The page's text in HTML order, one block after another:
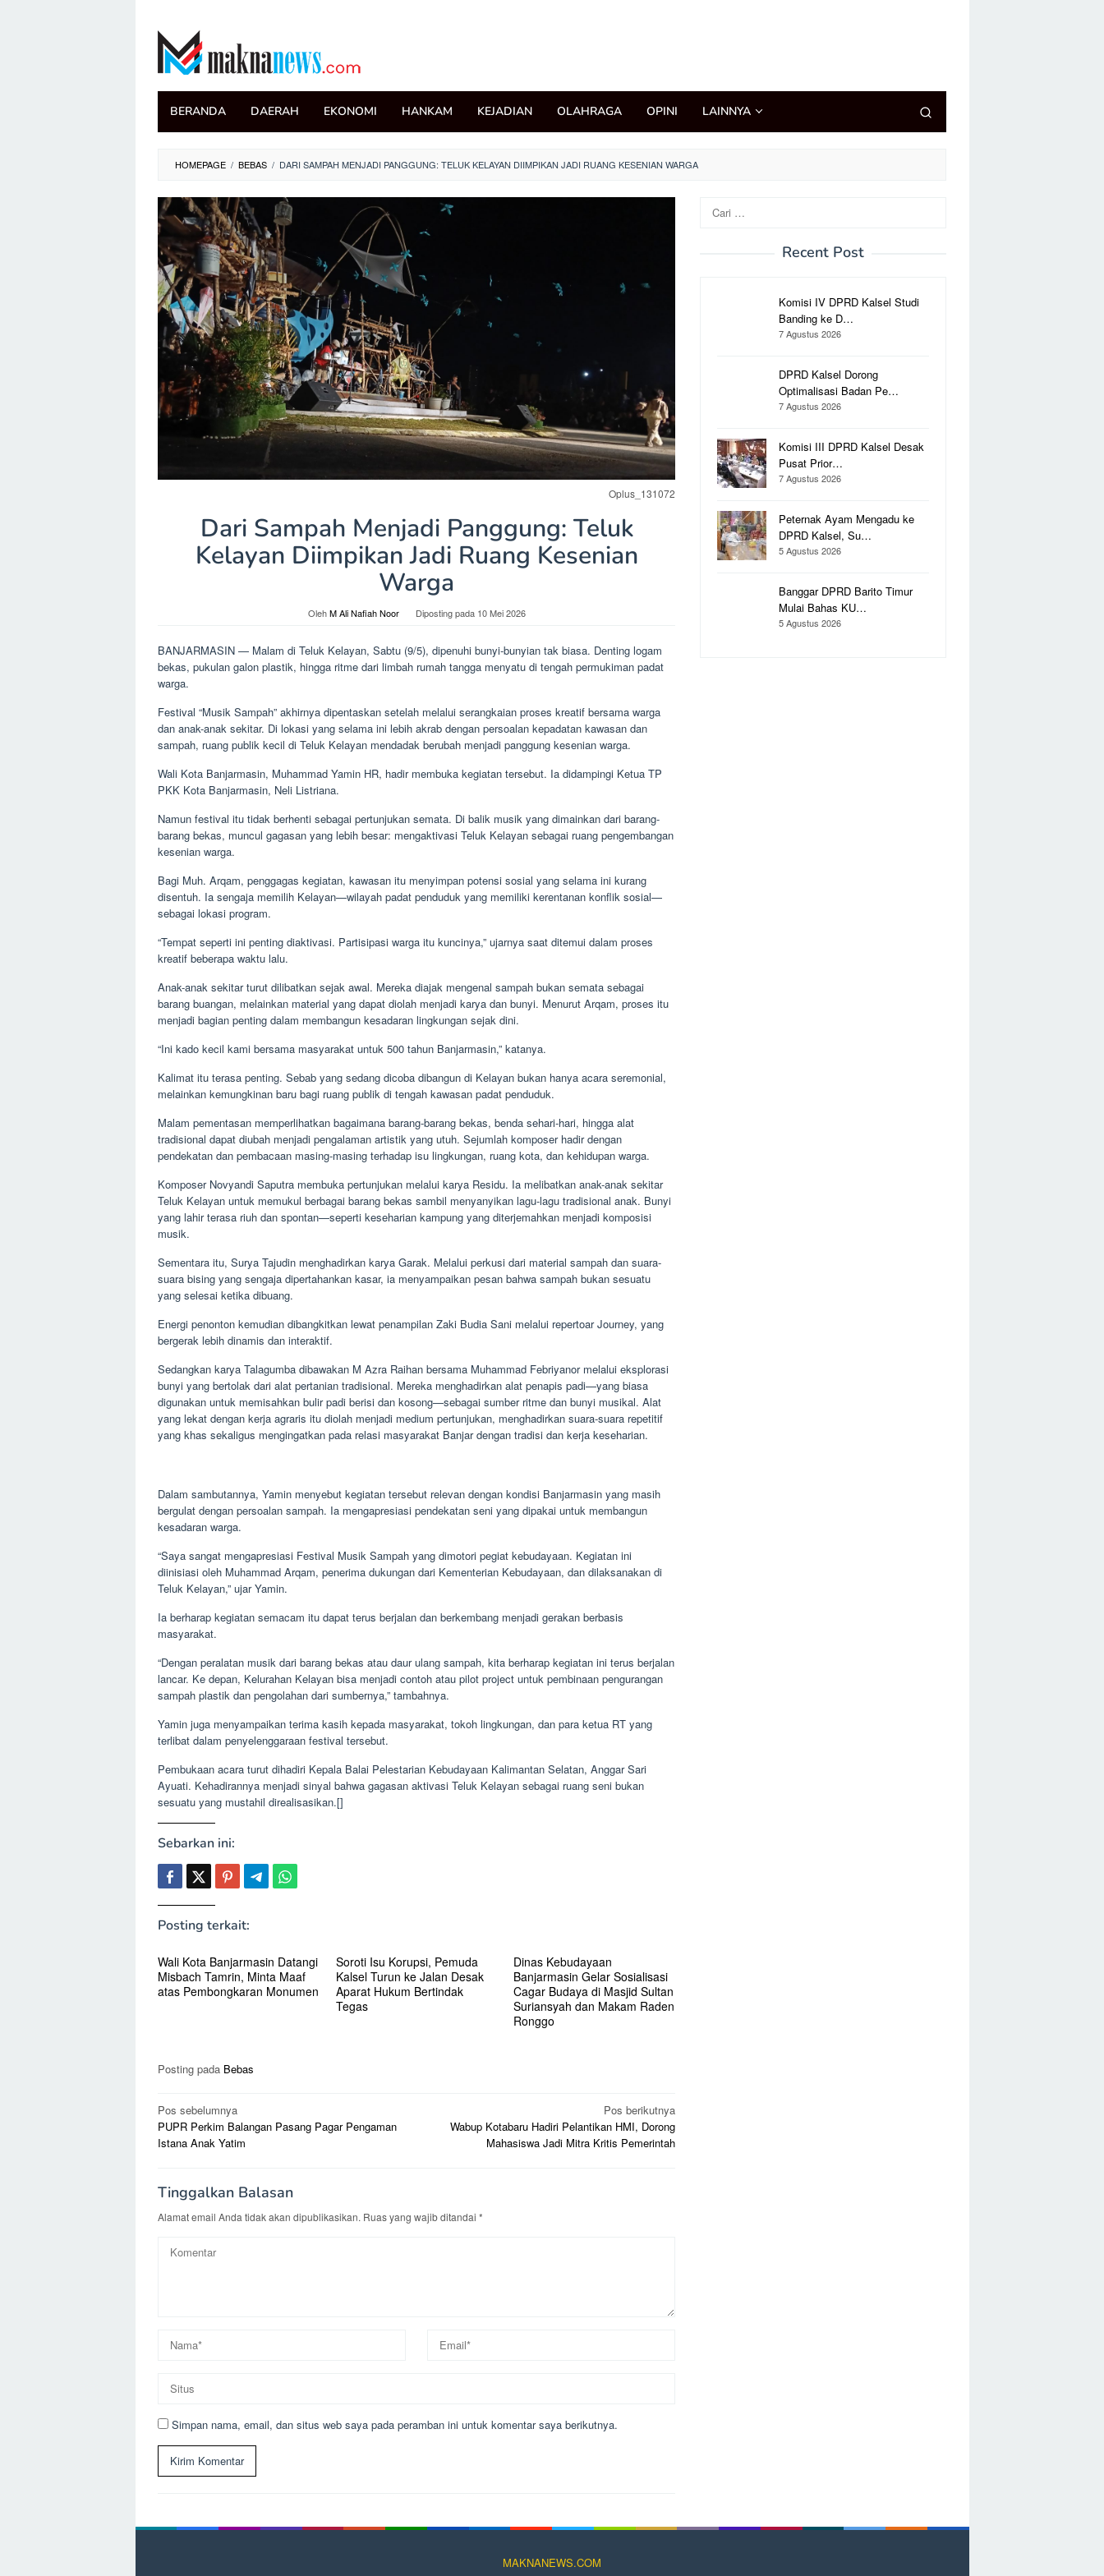
konten
BERANDA DAERAH EKONOMI HANKAM KEJADIAN OLAHRAGA OPINI LAINNYA
HOMEPAGE / BEBAS / DARI SAMPAH MENJADI PANGGUNG: TELUK KELAYAN DIIMPIKAN JADI RUANG KESENIAN WARGA
Oplus_131072
Dari Sampah Menjadi Panggung: Teluk
Kelayan Diimpikan Jadi Ruang Kesenian
Warga
OlehM Ali Nafiah Noor Diposting pada 10 Mei 2026
BANJARMASIN — Malam di Teluk Kelayan, Sabtu (9/5), dipenuhi bunyi-bunyian tak biasa. Denting logam
bekas, pukulan galon plastik, hingga ritme dari limbah rumah tangga menyatu di tengah permukiman padat
warga.
Festival “Musik Sampah” akhirnya dipentaskan setelah melalui serangkaian proses kreatif bersama warga
dan anak-anak sekitar. Di lokasi yang selama ini lebih akrab dengan persoalan kepadatan kawasan dan
sampah, ruang publik kecil di Teluk Kelayan mendadak berubah menjadi panggung kesenian warga.
Wali Kota Banjarmasin, Muhammad Yamin HR, hadir membuka kegiatan tersebut. Ia didampingi Ketua TP
PKK Kota Banjarmasin, Neli Listriana.
Namun festival itu tidak berhenti sebagai pertunjukan semata. Di balik musik yang dimainkan dari barang-
barang bekas, muncul gagasan yang lebih besar: mengaktivasi Teluk Kelayan sebagai ruang pengembangan
kesenian warga.
Bagi Muh. Arqam, penggagas kegiatan, kawasan itu menyimpan potensi sosial yang selama ini kurang
disentuh. Ia sengaja memilih Kelayan—wilayah padat penduduk yang memiliki kerentanan konflik sosial—
sebagai lokasi program.
“Tempat seperti ini penting diaktivasi. Partisipasi warga itu kuncinya,” ujarnya saat ditemui dalam proses
kreatif beberapa waktu lalu.
Anak-anak sekitar turut dilibatkan sejak awal. Mereka diajak mengenal sampah bukan semata sebagai
barang buangan, melainkan material yang dapat diolah menjadi karya dan bunyi. Menurut Arqam, proses itu
menjadi bagian penting dalam membangun kesadaran lingkungan sejak dini.
“Ini kado kecil kami bersama masyarakat untuk 500 tahun Banjarmasin,” katanya.
Kalimat itu terasa penting. Sebab yang sedang dicoba dibangun di Kelayan bukan hanya acara seremonial,
melainkan kemungkinan baru bagi ruang publik di tengah kawasan padat penduduk.
Malam pementasan memperlihatkan bagaimana barang-barang bekas, benda sehari-hari, hingga alat
tradisional dapat diubah menjadi pengalaman artistik yang utuh. Sejumlah komposer hadir dengan
pendekatan dan pembacaan masing-masing terhadap isu lingkungan, ruang kota, dan kehidupan warga.
Komposer Novyandi Saputra membuka pertunjukan melalui karya Residu. Ia melibatkan anak-anak sekitar
Teluk Kelayan untuk memukul berbagai barang bekas sambil menyanyikan lagu-lagu tradisional anak. Bunyi
yang lahir terasa riuh dan spontan—seperti keseharian kampung yang diterjemahkan menjadi komposisi
musik.
Sementara itu, Surya Tajudin menghadirkan karya Garak. Melalui perkusi dari material sampah dan suara-
suara bising yang sengaja dipertahankan kasar, ia menyampaikan pesan bahwa sampah bukan sesuatu
yang selesai ketika dibuang.
Energi penonton kemudian dibangkitkan lewat penampilan Zaki Budia Sani melalui repertoar Journey, yang
bergerak lebih dinamis dan interaktif.
Sedangkan karya Talagumba dibawakan M Azra Raihan bersama Muhammad Febriyanor melalui eksplorasi
bunyi yang bertolak dari alat pertanian tradisional. Mereka menghadirkan alat penapis padi—yang biasa
digunakan untuk memisahkan bulir padi berisi dan kosong—sebagai sumber ritme dan bunyi musikal. Alat
yang lekat dengan kerja agraris itu diolah menjadi medium pertunjukan, menghadirkan suara-suara repetitif
yang khas sekaligus mengingatkan pada relasi masyarakat Banjar dengan tradisi dan kerja keseharian.
Dalam sambutannya, Yamin menyebut kegiatan tersebut relevan dengan kondisi Banjarmasin yang masih
bergulat dengan persoalan sampah. Ia mengapresiasi pendekatan seni yang dipakai untuk membangun
kesadaran warga.
“Saya sangat mengapresiasi Festival Musik Sampah yang dimotori pegiat kebudayaan. Kegiatan ini
diinisiasi oleh Muhammad Arqam, penerima dukungan dari Kementerian Kebudayaan, dan dilaksanakan di
Teluk Kelayan,” ujar Yamin.
Ia berharap kegiatan semacam itu dapat terus berjalan dan berkembang menjadi gerakan berbasis
masyarakat.
“Dengan peralatan musik dari barang bekas atau daur ulang sampah, kita berharap kegiatan ini terus berjalan
lancar. Ke depan, Kelurahan Kelayan bisa menjadi contoh atau pilot project untuk pembinaan pengurangan
sampah plastik dan pengolahan dari sumbernya,” tambahnya.
Yamin juga menyampaikan terima kasih kepada masyarakat, tokoh lingkungan, dan para ketua RT yang
terlibat dalam penyelenggaraan festival tersebut.
Pembukaan acara turut dihadiri Kepala Balai Pelestarian Kebudayaan Kalimantan Selatan, Anggar Sari
Ayuati. Kehadirannya menjadi sinyal bahwa gagasan aktivasi Teluk Kelayan sebagai ruang seni bukan
sesuatu yang mustahil direalisasikan.[]
Sebarkan ini:
Posting terkait:
Wali Kota Banjarmasin Datangi
Misbach Tamrin, Minta Maaf
atas Pembongkaran Monumen
Soroti Isu Korupsi, Pemuda
Kalsel Turun ke Jalan Desak
Aparat Hukum Bertindak
Tegas
Dinas Kebudayaan
Banjarmasin Gelar Sosialisasi
Cagar Budaya di Masjid Sultan
Suriansyah dan Makam Raden
Ronggo
Posting pada Bebas
Navigasi
pos
Pos sebelumnya
PUPR Perkim Balangan Pasang Pagar Pengaman
Istana Anak Yatim
Pos berikutnya
Wabup Kotabaru Hadiri Pelantikan HMI, Dorong
Mahasiswa Jadi Mitra Kritis Pemerintah
Tinggalkan Balasan
Alamat email Anda tidak akan dipublikasikan. Ruas yang wajib ditandai *
Simpan nama, email, dan situs web saya pada peramban ini untuk komentar saya berikutnya.
Cari
untuk:
Recent Post
Komisi IV DPRD Kalsel Studi
Banding ke D…
7 Agustus 2026
DPRD Kalsel Dorong
Optimalisasi Badan Pe…
7 Agustus 2026
Komisi III DPRD Kalsel Desak
Pusat Prior…
7 Agustus 2026
Peternak Ayam Mengadu ke
DPRD Kalsel, Su…
5 Agustus 2026
Banggar DPRD Barito Timur
Mulai Bahas KU…
5 Agustus 2026
MAKNANEWS.COM